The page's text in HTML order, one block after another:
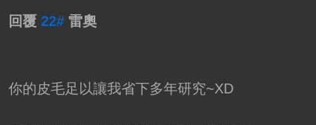
回覆 22# 雷奧
你的皮毛足以讓我省下多年研究~XD